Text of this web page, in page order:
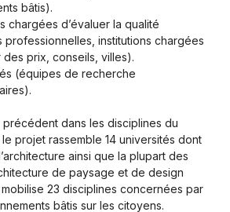
bâtis).
chargées d’évaluer la qualité
professionnelles, institutions chargées
prix, conseils, villes).
(équipes de recherche
dans les disciplines du
projet rassemble 14 universités dont
ainsi que la plupart des
de paysage et de design
23 disciplines concernées par
bâtis sur les citoyens.